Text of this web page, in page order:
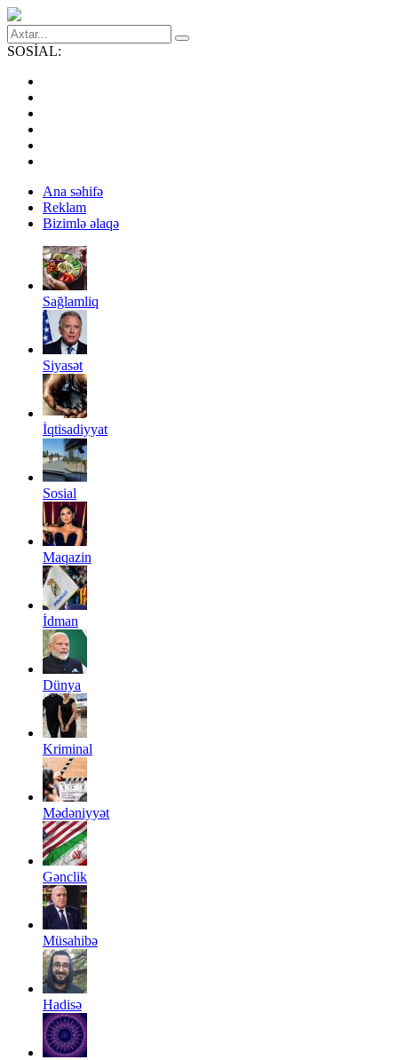
SOSİAL:
Ana səhifə
Reklam
Bizimlə əlaqə
Sağlamliq
Siyasət
İqtisadiyyat
Sosial
Maqazin
İdman
Dünya
Kriminal
Mədəniyyət
Gənclik
Müsahibə
Hadisə